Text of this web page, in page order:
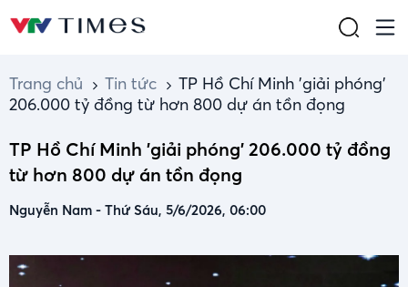
Trang chủ Tin tức
TP Hồ Chí Minh 'giải phóng'
206.000 tỷ đồng từ hơn 800 dự án tồn đọng
TP Hồ Chí Minh 'giải phóng' 206.000 tỷ đồng
từ hơn 800 dự án tồn đọng
Nguyễn Nam - Thứ Sáu, 5/6/2026, 06:00